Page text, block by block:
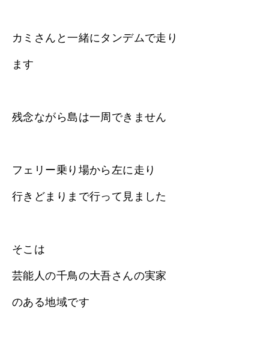
カミさんと一緒にタンデムで走り
ます
残念ながら島は一周できません
フェリー乗り場から左に走り
行きどまりまで行って見ました
そこは
芸能人の千鳥の大吾さんの実家
のある地域です